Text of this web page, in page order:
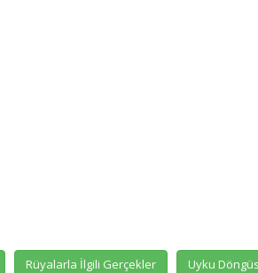
Rüyalarla İlgili Gerçekler Uyku